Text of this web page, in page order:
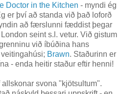
Doctor in the Kitchen - myndi ég
er því að standa við það loforð
að færslunni fæddist þegar
seint s.l. vetur. Við gistum
við íbúðina hans
Brawn. Staðurinn er
- enda heitir staður eftir henni!
svona "kjötsultum".